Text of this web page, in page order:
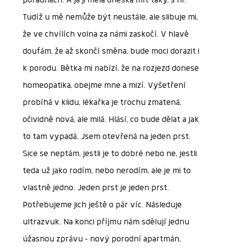
Tudíž u mě nemůže být neustále, ale slibuje mi,
že ve chvílích volna za námi zaskočí. V hlavě
doufám, že až skončí směna, bude moci dorazit i
k porodu. Bětka mi nabízí, že na rozjezd donese
homeopatika, obejme mne a mizí. Vyšetření
probíhá v klidu, lékařka je trochu zmatená,
očividně nová, ale milá. Hlásí, co bude dělat a jak
to tam vypadá. Jsem otevřená na jeden prst.
Sice se neptám, jestli je to dobré nebo ne, jestli
teda už jako rodím, nebo nerodím, ale je mi to
vlastně jedno. Jeden prst je jeden prst.
Potřebujeme jich ještě o pár víc. Následuje
ultrazvuk. Na konci příjmu nám sdělují jednu
úžasnou zprávu – nový porodní apartmán,